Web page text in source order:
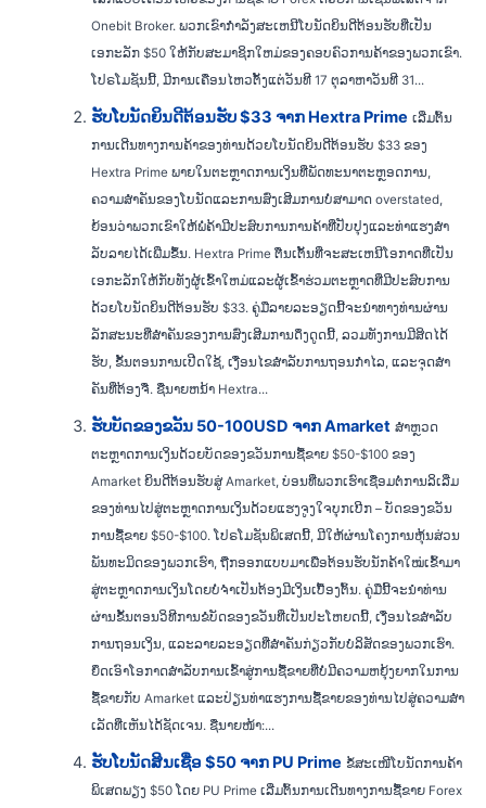
Onebit Broker. ພວກເຂົາກໍາລັງສະເຫນີໂບນັດຍິນດີຕ້ອນຮັບທີ່ເປັນ
ເອກະລັກ $50 ໃຫ້ກັບສະມາຊິກໃຫມ່ຂອງຄອບຄົວການຄ້າຂອງພວກເຂົາ.
ໂປຣໂມຊັນນີ້, ມີການເຄື່ອນໄຫວຕັ້ງແຕ່ວັນທີ 17 ຕຸລາຫາວັນທີ 31...
ຮັບໂບນັດຍິນດີຕ້ອນຮັບ $33 ຈາກ Hextra Prime ເລີ່ມຕົ້ນ
ການເດີນທາງການຄ້າຂອງທ່ານດ້ວຍໂບນັດຍິນດີຕ້ອນຮັບ $33 ຂອງ
Hextra Prime ພາຍໃນຕະຫຼາດການເງິນທີ່ພັດທະນາຕະຫຼອດການ,
ຄວາມສໍາຄັນຂອງໂບນັດແລະການສົ່ງເສີມການບໍ່ສາມາດ overstated,
ຍ້ອນວ່າພວກເຂົາໃຫ້ພໍ່ຄ້າມີປະສົບການການຄ້າທີ່ປັບປຸງແລະທ່າແຮງສໍາ
ລັບລາຍໄດ້ເພີ່ມຂຶ້ນ. Hextra Prime ຕື່ນເຕັ້ນທີ່ຈະສະເຫນີໂອກາດທີ່ເປັນ
ເອກະລັກໃຫ້ກັບທັງຜູ້ເຂົ້າໃຫມ່ແລະຜູ້ເຂົ້າຮ່ວມຕະຫຼາດທີ່ມີປະສົບການ
ດ້ວຍໂບນັດຍິນດີຕ້ອນຮັບ $33. ຄູ່ມືລາຍລະອຽດນີ້ຈະນໍາທາງທ່ານຜ່ານ
ລັກສະນະທີ່ສໍາຄັນຂອງການສົ່ງເສີມການດຶງດູດນີ້, ລວມທັງການມີສິດໄດ້
ຮັບ, ຂັ້ນຕອນການເປີດໃຊ້, ເງື່ອນໄຂສໍາລັບການຖອນກໍາໄລ, ແລະຈຸດສໍາ
ຄັນທີ່ຕ້ອງຈື່. ຊື່ນາຍຫນ້າ Hextra...
ຮັບບັດຂອງຂວັນ 50-100USD ຈາກ Amarket ສຳຫຼວດ
ຕະຫຼາດການເງິນດ້ວຍບັດຂອງຂວັນການຊື້ຂາຍ $50-$100 ຂອງ
Amarket ຍິນດີຕ້ອນຮັບສູ່ Amarket, ບ່ອນທີ່ພວກເຮົາເຊື່ອມຕໍ່ການລິເລີ່ມ
ຂອງທ່ານໄປສູ່ຕະຫຼາດການເງິນດ້ວຍແຮງຈູງໃຈບຸກເບີກ – ບັດຂອງຂວັນ
ການຊື້ຂາຍ $50-$100. ໂປຣໂມຊັນພິເສດນີ້, ມີໃຫ້ຜ່ານໂຄງການຫຸ້ນສ່ວນ
ພັນທະມິດຂອງພວກເຮົາ, ຖືກອອກແບບມາເພື່ອຕ້ອນຮັບນັກຄ້າໃໝ່ເຂົ້າມາ
ສູ່ຕະຫຼາດການເງິນໂດຍບໍ່ຈໍາເປັນຕ້ອງມີເງິນເບື້ອງຕົ້ນ. ຄູ່ມືນີ້ຈະນໍາທ່ານ
ຜ່ານຂັ້ນຕອນວິທີການຂໍບັດຂອງຂວັນທີ່ເປັນປະໂຫຍດນີ້, ເງື່ອນໄຂສໍາລັບ
ການຖອນເງິນ, ແລະລາຍລະອຽດທີ່ສໍາຄັນກ່ຽວກັບບໍລິສັດຂອງພວກເຮົາ.
ຍຶດເອົາໂອກາດສໍາລັບການເຂົ້າສູ່ການຊື້ຂາຍທີ່ບໍ່ມີຄວາມຫຍຸ້ງຍາກໃນການ
ຊື້ຂາຍກັບ Amarket ແລະປ່ຽນທ່າແຮງການຊື້ຂາຍຂອງທ່ານໄປສູ່ຄວາມສໍາ
ເລັດທີ່ເຫັນໄດ້ຊັດເຈນ. ຊື່ນາຍໜ້າ:...
ຮັບໂບນັດສິນເຊື່ອ $50 ຈາກ PU Prime ຂໍ້ສະເໜີໂບນັດການຄ້າ
ພິເສດພຽງ $50 ໂດຍ PU Prime ເລີ່ມຕົ້ນການເດີນທາງການຊື້ຂາຍ Forex